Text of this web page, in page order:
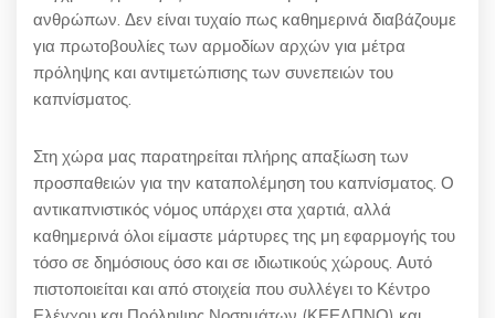
ανθρώπων. Δεν είναι τυχαίο πως καθημερινά διαβάζουμε
για πρωτοβουλίες των αρμοδίων αρχών για μέτρα
πρόληψης και αντιμετώπισης των συνεπειών του
καπνίσματος.
Στη χώρα μας παρατηρείται πλήρης απαξίωση των
προσπαθειών για την καταπολέμηση του καπνίσματος. Ο
αντικαπνιστικός νόμος υπάρχει στα χαρτιά, αλλά
καθημερινά όλοι είμαστε μάρτυρες της μη εφαρμογής του
τόσο σε δημόσιους όσο και σε ιδιωτικούς χώρους. Αυτό
πιστοποιείται και από στοιχεία που συλλέγει το Κέντρο